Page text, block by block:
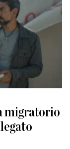
migratorio